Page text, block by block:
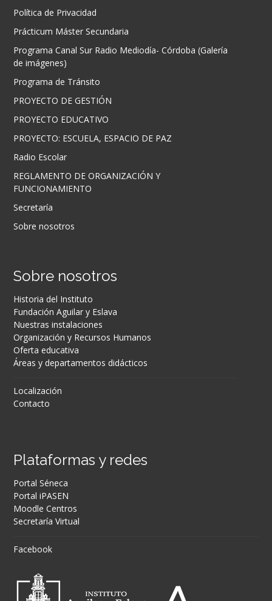
Política de Privacidad
Prácticum Máster Secundaria
Programa Canal Sur Radio Mediodía- Córdoba (Galería
de imágenes)
Programa de Tránsito
PROYECTO DE GESTIÓN
PROYECTO EDUCATIVO
PROYECTO: ESCUELA, ESPACIO DE PAZ
Radio Escolar
REGLAMENTO DE ORGANIZACIÓN Y
FUNCIONAMIENTO
Secretaría
Sobre nosotros
Sobre nosotros
Historia del Instituto
Fundación Aguilar y Eslava
Nuestras instalaciones
Organización y Recursos Humanos
Oferta educativa
Áreas y departamentos didácticos
Localización
Contacto
Plataformas y redes
Portal Séneca
Portal iPASEN
Moodle Centros
Secretaría Virtual
Facebook